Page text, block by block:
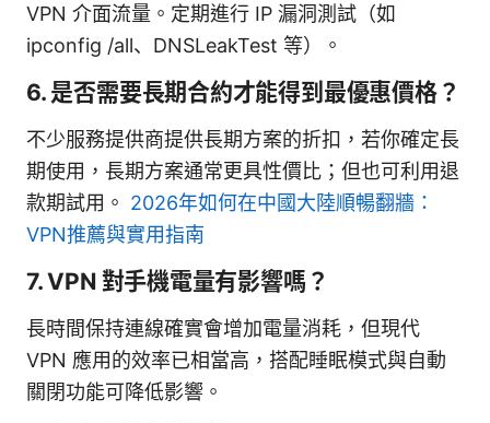
VPN 介面流量。定期進行 IP 漏洞測試（如
ipconfig /all、DNSLeakTest 等）。
6. 是否需要長期合約才能得到最優惠價格？
不少服務提供商提供長期方案的折扣，若你確定長
期使用，長期方案通常更具性價比；但也可利用退
款期試用。 2026年如何在中國大陸順暢翻牆：
VPN推薦與實用指南
7. VPN 對手機電量有影響嗎？
長時間保持連線確實會增加電量消耗，但現代
VPN 應用的效率已相當高，搭配睡眠模式與自動
關閉功能可降低影響。